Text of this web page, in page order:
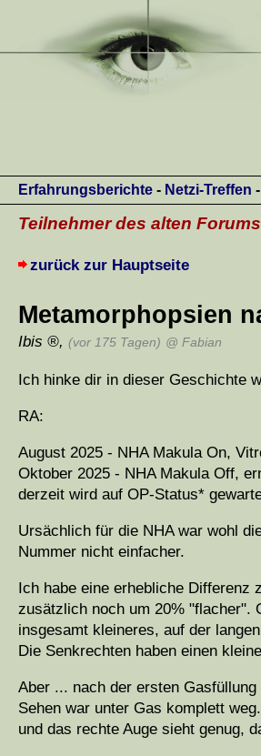
Erfahrungsberichte - Netzi-Treffen -
Teilnehmer des alten
zurück zur Hauptseite
Metamorphopsien
Ibis , (vor 175 Tagen) @ Fabian
Ich hinke dir in dieser Geschichte
RA:
August 2025 - NHA Makula On,
Oktober 2025 - NHA Makula Off,
derzeit wird auf OP-Status*
Ursächlich für die NHA war wohl
Nummer nicht einfacher.
Ich habe eine erhebliche
zusätzlich noch um 20% "flacher".
insgesamt kleineres, auf der
Die Senkrechten haben einen
Aber ... nach der ersten
Sehen war unter Gas komplett
und das rechte Auge sieht genug,